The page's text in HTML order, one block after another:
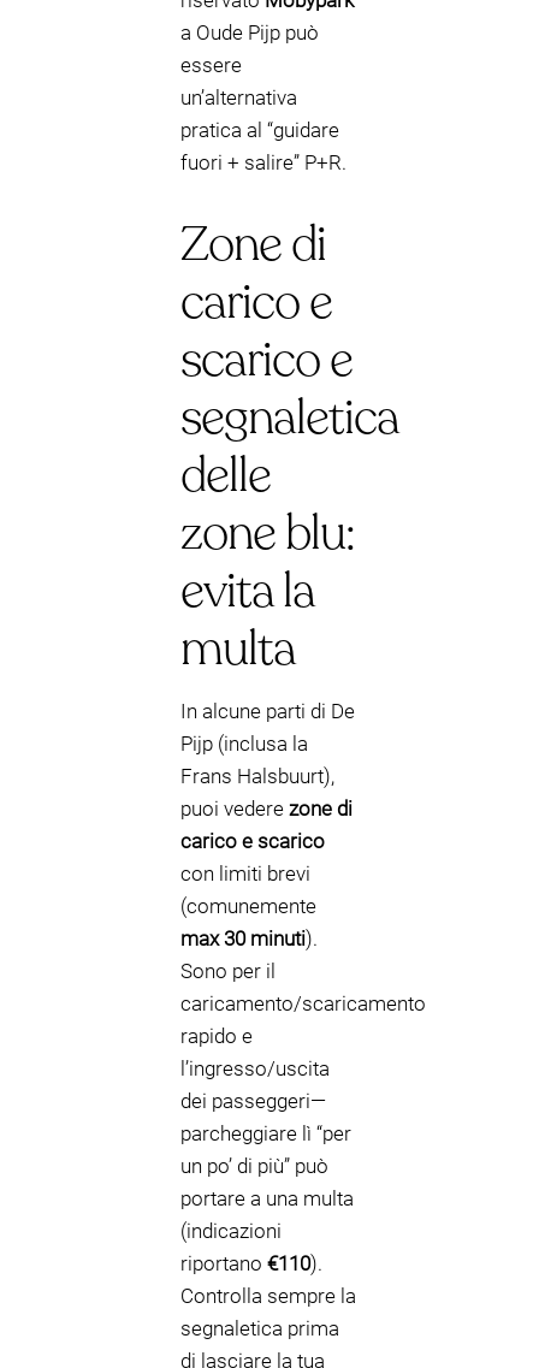
a Oude Pijp può
essere
un’alternativa
pratica al “guidare
fuori + salire” P+R.
Zone di
carico e
scarico e
segnaletica
delle
zone blu:
evita la
multa
In alcune parti di De
Pijp (inclusa la
Frans Halsbuurt),
puoi vedere zone di
carico e scarico
con limiti brevi
(comunemente
max 30 minuti).
Sono per il
caricamento/scaricamento
rapido e
l’ingresso/uscita
dei passeggeri—
parcheggiare lì “per
un po’ di più” può
portare a una multa
(indicazioni
riportano €110).
Controlla sempre la
segnaletica prima
di lasciare la tua